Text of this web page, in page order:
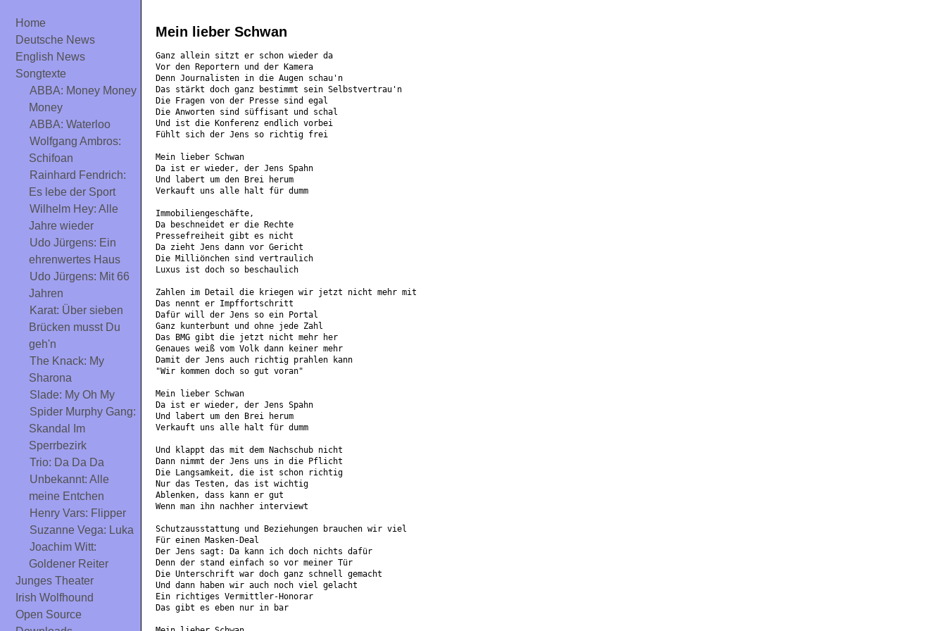
Home
Deutsche News
English News
Songtexte
ABBA: Money Money
Money
ABBA: Waterloo
Wolfgang Ambros:
Schifoan
Rainhard Fendrich:
Es lebe der Sport
Wilhelm Hey: Alle
Jahre wieder
Udo Jürgens: Ein
ehrenwertes Haus
Udo Jürgens: Mit 66
Jahren
Karat: Über sieben
Brücken musst Du
geh'n
The Knack: My
Sharona
Slade: My Oh My
Spider Murphy Gang:
Skandal Im
Sperrbezirk
Trio: Da Da Da
Unbekannt: Alle
meine Entchen
Henry Vars: Flipper
Suzanne Vega: Luka
Joachim Witt:
Goldener Reiter
Junges Theater
Irish Wolfhound
Open Source
Mein lieber Schwan
Ganz allein sitzt er schon wieder da
Vor den Reportern und der Kamera
Denn Journalisten in die Augen schau'n
Das stärkt doch ganz bestimmt sein Selbstvertrau'n
Die Fragen von der Presse sind egal
Die Anworten sind süffisant und schal
Und ist die Konferenz endlich vorbei
Fühlt sich der Jens so richtig frei
Mein lieber Schwan
Da ist er wieder, der Jens Spahn
Und labert um den Brei herum
Verkauft uns alle halt für dumm
Immobiliengeschäfte,
Da beschneidet er die Rechte
Pressefreiheit gibt es nicht
Da zieht Jens dann vor Gericht
Die Milliönchen sind vertraulich
Luxus ist doch so beschaulich
Zahlen im Detail die kriegen wir jetzt nicht mehr mit
Das nennt er Impffortschritt
Dafür will der Jens so ein Portal
Ganz kunterbunt und ohne jede Zahl
Das BMG gibt die jetzt nicht mehr her
Genaues weiß vom Volk dann keiner mehr
Damit der Jens auch richtig prahlen kann
"Wir kommen doch so gut voran"
Mein lieber Schwan
Da ist er wieder, der Jens Spahn
Und labert um den Brei herum
Verkauft uns alle halt für dumm
Und klappt das mit dem Nachschub nicht
Dann nimmt der Jens uns in die Pflicht
Die Langsamkeit, die ist schon richtig
Nur das Testen, das ist wichtig
Ablenken, dass kann er gut
Wenn man ihn nachher interviewt
Schutzausstattung und Beziehungen brauchen wir viel
Für einen Masken-Deal
Der Jens sagt: Da kann ich doch nichts dafür
Denn der stand einfach so vor meiner Tür
Die Unterschrift war doch ganz schnell gemacht
Und dann haben wir auch noch viel gelacht
Ein richtiges Vermittler-Honorar
Das gibt es eben nur in bar